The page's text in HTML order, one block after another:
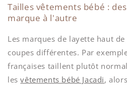
Tailles vêtements bébé :
marque à l'autre
Les marques de layette haut
coupes différentes. Par
françaises taillent plutôt
lesvêtements bébé Jacadi,